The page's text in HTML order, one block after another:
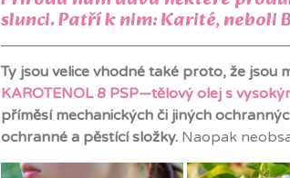
slunci. Patří k nim: Karité, neboli
Ty jsou velice vhodné také proto, že jsou
KAROTENOL 8 PSP—tělový olej s
příměsí mechanických či jiných
ochranné a pěstící složky. Naopak